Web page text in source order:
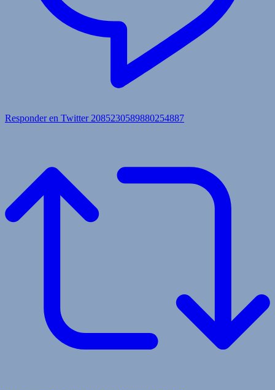
Responder en Twitter 2085230589880254887